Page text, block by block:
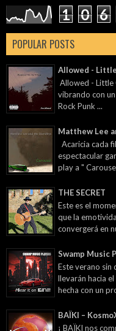
1 0 6
POPULAR POSTS
Allowed -
Allowed - Little
vibrando con
Rock Punk ...
Matthew Lee
Acaricia cada
espectacular
play a "
THE SECRET
Este es el
que la
convergerá en
Swamp Music
Este verano sin
llevarán hacia
hecha con un
BAÏKI –
¡ BAÏKI nos